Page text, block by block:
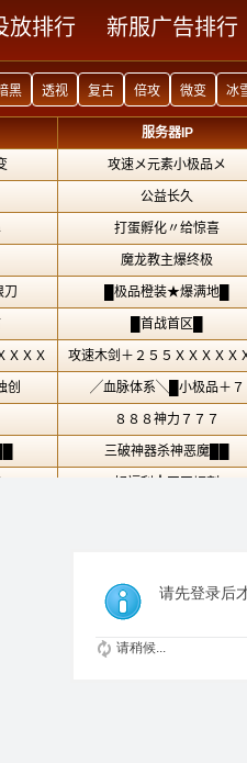
请先登录后
请稍候...